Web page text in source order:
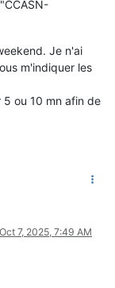
Je n'ai
m'indiquer les
ou 10 mn afin de
Oct 7, 2025, 7:49 AM